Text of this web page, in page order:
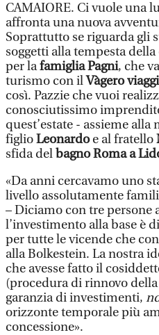
CAMAIORE. Ci vuole una
affronta una nuova
Soprattutto se riguarda gli
soggetti alla tempesta della
per lafamiglia Pagni, che
turismo con ilVàgero viaggi
così. Pazzie che vuoi
conosciutissimo
quest’estate - assieme alla
figlioLeonardoe al fratello
sfida del bagno Roma a
«Da anni cercavamo uno
livello assolutamente
– Diciamo con tre persone
l’investimento alla base è
per tutte le vicende che
alla Bolkestein. La nostra
che avesse fatto il
(procedura di rinnovo
garanzia di investimenti,
orizzonte temporale più
concessione».